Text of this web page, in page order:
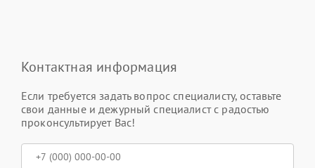
Контактная информация
Если требуется задать вопрос специалисту, оставьте
свои данные и дежурный специалист с радостью
проконсультирует Вас!